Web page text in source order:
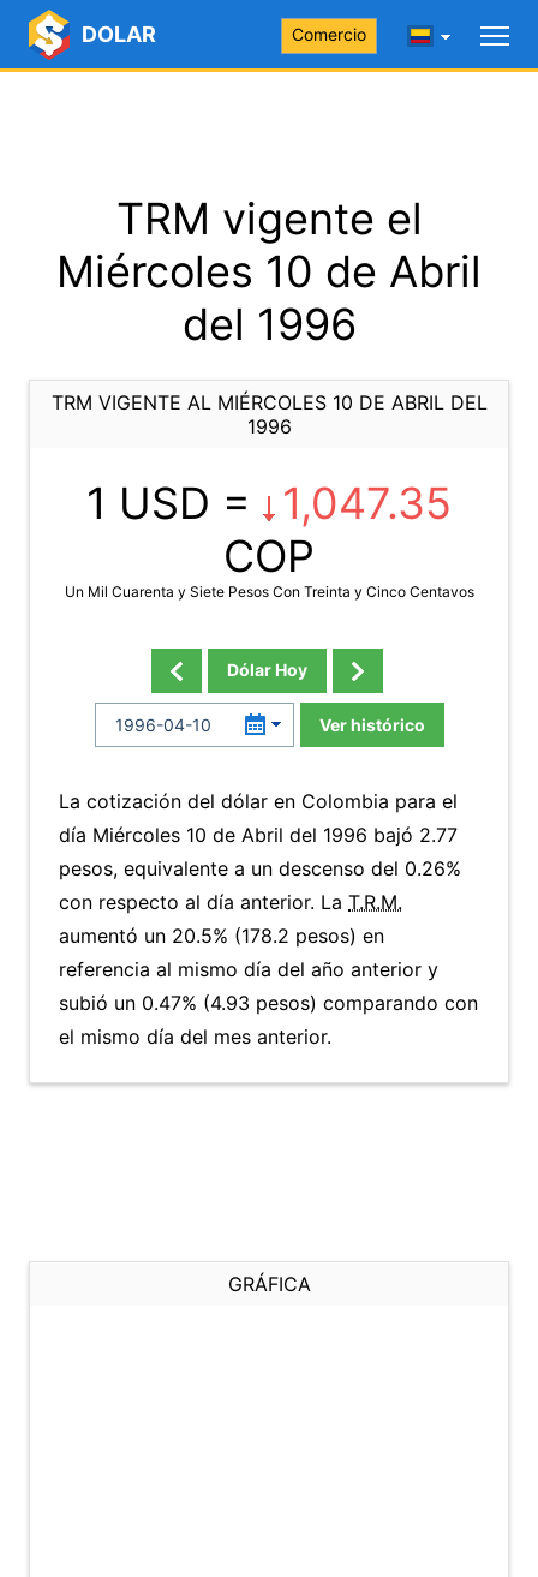
DOLAR Comercio
TRM vigente el
Miércoles 10 de Abril
del 1996
TRM VIGENTE AL MIÉRCOLES 10 DE ABRIL DEL
1996
1 USD =
1,047.35
COP
Un Mil Cuarenta y Siete Pesos Con Treinta y Cinco Centavos
Dólar Hoy
Ver histórico
La cotización del dólar en Colombia para el
día Miércoles 10 de Abril del 1996 bajó 2.77
pesos, equivalente a un descenso del 0.26%
con respecto al día anterior. La T.R.M.
aumentó un 20.5% (178.2 pesos) en
referencia al mismo día del año anterior y
subió un 0.47% (4.93 pesos) comparando con
el mismo día del mes anterior.
GRÁFICA